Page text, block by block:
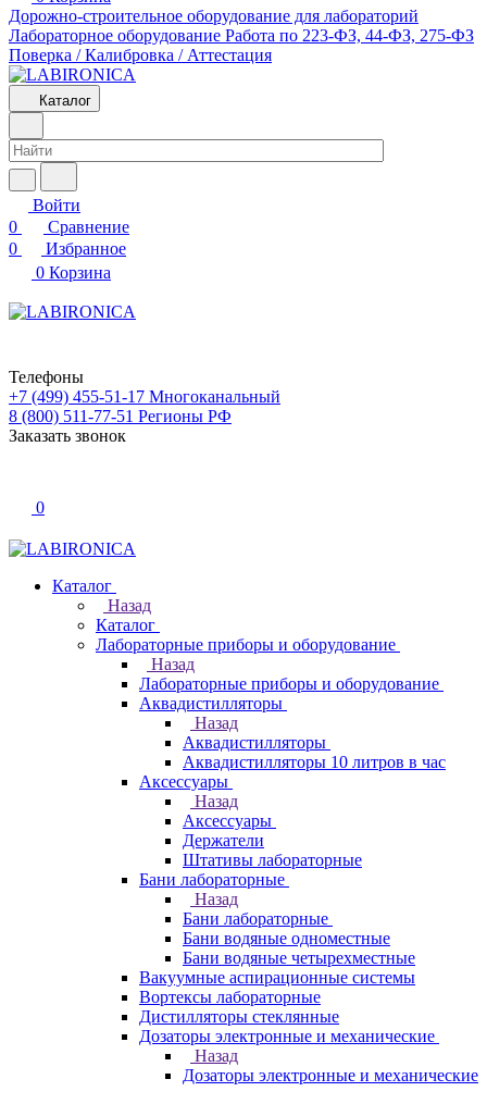
Дорожно-строительное оборудование для лабораторий
Лабораторное оборудование Работа по 223-ФЗ, 44-ФЗ, 275-ФЗ
Поверка / Калибровка / Аттестация
Каталог
Войти
0
Сравнение
0
Избранное
0 Корзина
Телефоны
+7 (499) 455-51-17 Многоканальный
8 (800) 511-77-51 Регионы РФ
Заказать звонок
0
Каталог
Назад
Каталог
Лабораторные приборы и оборудование
Назад
Лабораторные приборы и оборудование
Аквадистилляторы
Назад
Аквадистилляторы
Аквадистилляторы 10 литров в час
Аксессуары
Назад
Аксессуары
Держатели
Штативы лабораторные
Бани лабораторные
Назад
Бани лабораторные
Бани водяные одноместные
Бани водяные четырехместные
Вакуумные аспирационные системы
Вортексы лабораторные
Дистилляторы стеклянные
Дозаторы электронные и механические
Назад
Дозаторы электронные и механические